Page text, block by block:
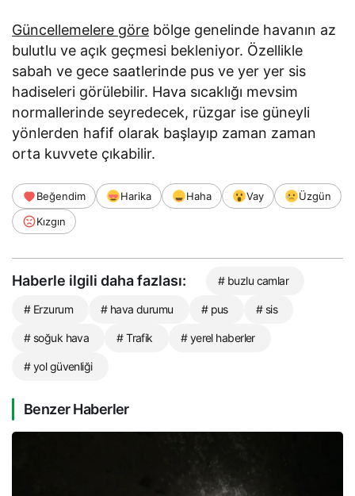
Güncellemelere göre bölge genelinde havanın az
bulutlu ve açık geçmesi bekleniyor. Özellikle
sabah ve gece saatlerinde pus ve yer yer sis
hadiseleri görülebilir. Hava sıcaklığı mevsim
normallerinde seyredecek, rüzgar ise güneyli
yönlerden hafif olarak başlayıp zaman zaman
orta kuvvete çıkabilir.
Beğendim Harika Haha Vay
Üzgün
Kızgın
Haberle ilgili daha fazlası: # buzlu camlar
# Erzurum # hava durumu # pus # sis
# soğuk hava # Trafik # yerel haberler
# yol güvenliği
Benzer Haberler